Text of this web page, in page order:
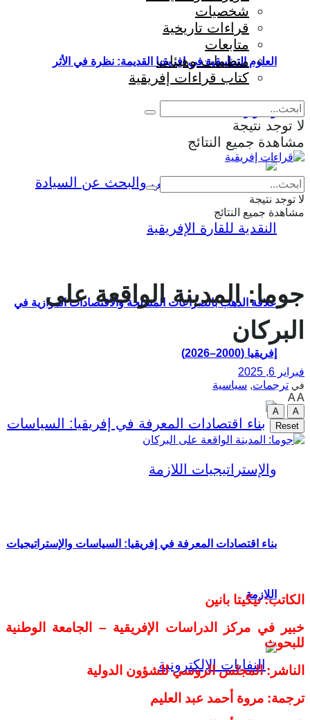
العلوم التطبيقية في إفريقيا القديمة: نظرة في الأثر
والمؤثرات
علاقة الذهب بالصراعات المسلحة والاقتصادات الموازية في
إفريقيا (2000–2026)
بناء اقتصادات المعرفة في إفريقيا: السياسات والإستراتيجيات
اللازمة
شخصيات
قراءات تاريخية
متابعات
منظمات وهيئات
كتاب قراءات إفريقية
لا توجد نتيجة
مشاهدة جميع النتائج
لا توجد نتيجة
مشاهدة جميع النتائج
جوما: المدينة الواقعة على
البركان
فبراير 6, 2025
في ترجمات,سياسية
AA
A
A
Reset
الكاتب: نيكيتا بانين
خبير في مركز الدراسات الإفريقية – الجامعة الوطنية
للبحوث
الناشر: المجلس الروسي للشؤون الدولية
ترجمة: مروة أحمد عبد العليم